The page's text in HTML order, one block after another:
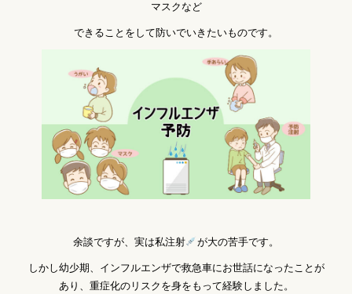
マスクなど
できることをして防いでいきたいものです。
余談ですが、実は私注射
が大の苦手です。
しかし幼少期、インフルエンザで救急車にお世話になったことが
あり、重症化のリスクを身をもって経験しました。